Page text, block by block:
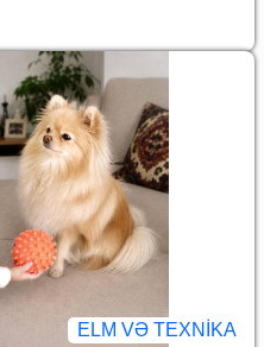
ELM VƏ TEXNIKA